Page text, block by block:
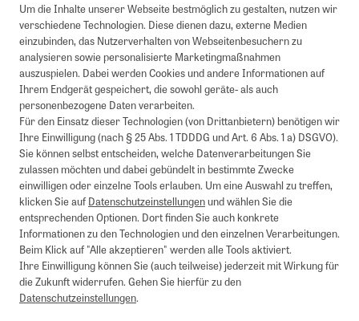
Um die Inhalte unserer Webseite bestmöglich zu gestalten, nutzen wir
verschiedene Technologien. Diese dienen dazu, externe Medien
einzubinden, das Nutzerverhalten von Webseitenbesuchern zu
analysieren sowie personalisierte Marketingmaßnahmen
auszuspielen. Dabei werden Cookies und andere Informationen auf
Ihrem Endgerät gespeichert, die sowohl geräte- als auch
personenbezogene Daten verarbeiten.
Für den Einsatz dieser Technologien (von Drittanbietern) benötigen wir
Ihre Einwilligung (nach § 25 Abs. 1 TDDDG und Art. 6 Abs. 1 a) DSGVO).
Sie können selbst entscheiden, welche Datenverarbeitungen Sie
zulassen möchten und dabei gebündelt in bestimmte Zwecke
einwilligen oder einzelne Tools erlauben. Um eine Auswahl zu treffen,
klicken Sie aufDatenschutzeinstellungenund wählen Sie die
entsprechenden Optionen. Dort finden Sie auch konkrete
Informationen zu den Technologien und den einzelnen Verarbeitungen.
Beim Klick auf "Alle akzeptieren" werden alle Tools aktiviert.
Ihre Einwilligung können Sie (auch teilweise) jederzeit mit Wirkung für
die Zukunft widerrufen. Gehen Sie hierfür zu den
Datenschutzeinstellungen.